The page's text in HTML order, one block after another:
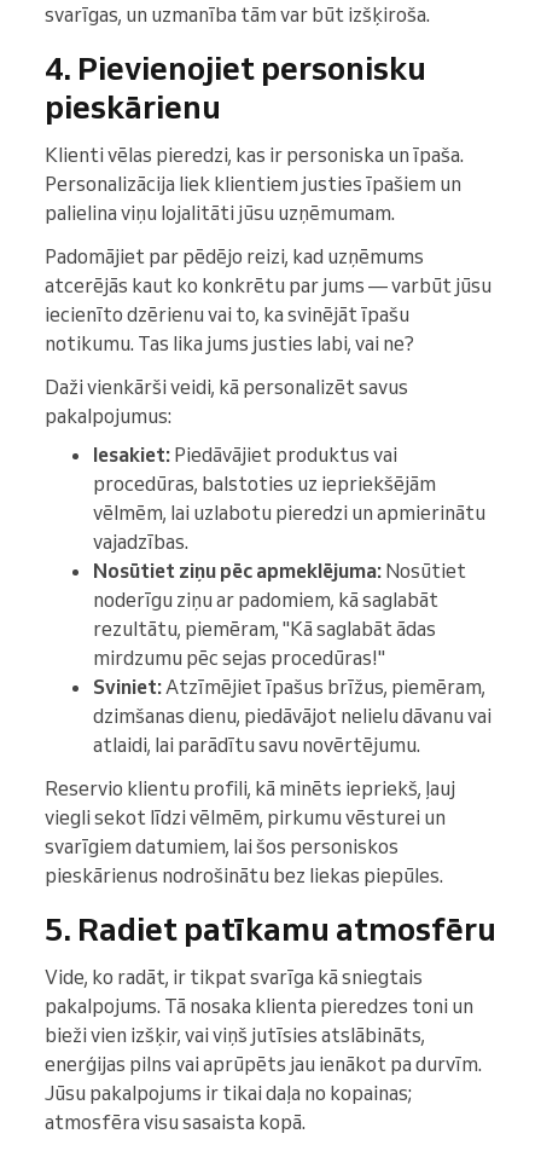
svarīgas, un uzmanība tām var būt izšķiroša.
4. Pievienojiet personisku
pieskārienu
Klienti vēlas pieredzi, kas ir personiska un īpaša.
Personalizācija liek klientiem justies īpašiem un
palielina viņu lojalitāti jūsu uzņēmumam.
Padomājiet par pēdējo reizi, kad uzņēmums
atcerējās kaut ko konkrētu par jums — varbūt jūsu
iecienīto dzērienu vai to, ka svinējāt īpašu
notikumu. Tas lika jums justies labi, vai ne?
Daži vienkārši veidi, kā personalizēt savus
pakalpojumus:
Iesakiet: Piedāvājiet produktus vai
procedūras, balstoties uz iepriekšējām
vēlmēm, lai uzlabotu pieredzi un apmierinātu
vajadzības.
Nosūtiet ziņu pēc apmeklējuma: Nosūtiet
noderīgu ziņu ar padomiem, kā saglabāt
rezultātu, piemēram, "Kā saglabāt ādas
mirdzumu pēc sejas procedūras!"
Sviniet: Atzīmējiet īpašus brīžus, piemēram,
dzimšanas dienu, piedāvājot nelielu dāvanu vai
atlaidi, lai parādītu savu novērtējumu.
Reservio klientu profili, kā minēts iepriekš, ļauj
viegli sekot līdzi vēlmēm, pirkumu vēsturei un
svarīgiem datumiem, lai šos personiskos
pieskārienus nodrošinātu bez liekas piepūles.
5. Radiet patīkamu atmosfēru
Vide, ko radāt, ir tikpat svarīga kā sniegtais
pakalpojums. Tā nosaka klienta pieredzes toni un
bieži vien izšķir, vai viņš jutīsies atslābināts,
enerģijas pilns vai aprūpēts jau ienākot pa durvīm.
Jūsu pakalpojums ir tikai daļa no kopainas;
atmosfēra visu sasaista kopā.